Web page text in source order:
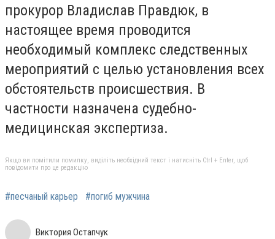
прокурор Владислав Правдюк, в
настоящее время проводится
необходимый комплекс следственных
мероприятий с целью установления всех
обстоятельств происшествия. В
частности назначена судебно-
медицинская экспертиза.
Якщо ви помітили помилку, виділіть необхідний текст і натисніть Ctrl + Enter, щоб
повідомити про це редакцію
#песчаный карьер #погиб мужчина
Виктория Остапчук